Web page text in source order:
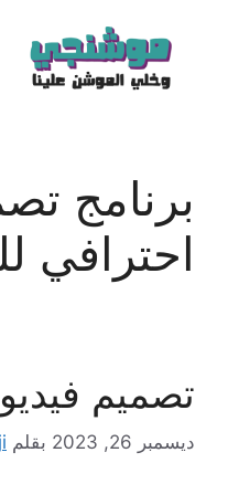
المحتوى
برنامج
احترافي
تصميم
ديسمبر 26, 2023 بقلم